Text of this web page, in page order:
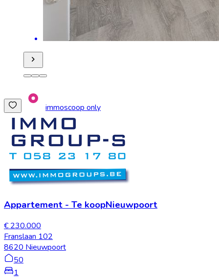
immoscoop only
Appartement - Te koopNieuwpoort
€ 230.000
Franslaan 102
8620 Nieuwpoort
50
1